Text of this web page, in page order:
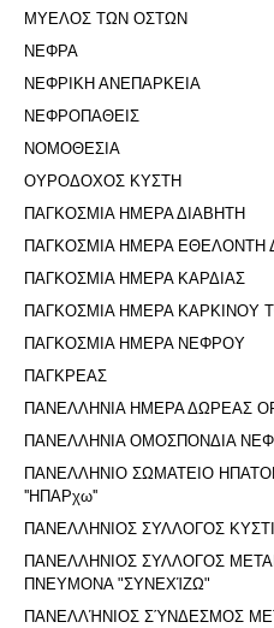
ΜΥΕΛΟΣ ΤΩΝ ΟΣΤΩΝ
ΝΕΦΡΑ
ΝΕΦΡΙΚΗ ΑΝΕΠΑΡΚΕΙΑ
ΝΕΦΡΟΠΑΘΕΙΣ
ΝΟΜΟΘΕΣΙΑ
ΟΥΡΟΔΟΧΟΣ ΚΥΣΤΗ
ΠΑΓΚΟΣΜΙΑ ΗΜΕΡΑ ΔΙΑΒΗΤΗ
ΠΑΓΚΟΣΜΙΑ ΗΜΕΡΑ
ΠΑΓΚΟΣΜΙΑ ΗΜΕΡΑ ΚΑΡΔΙΑΣ
ΠΑΓΚΟΣΜΙΑ ΗΜΕΡΑ ΚΑΡΚΙΝΟΥ
ΠΑΓΚΟΣΜΙΑ ΗΜΕΡΑ ΝΕΦΡΟΥ
ΠΑΓΚΡΕΑΣ
ΠΑΝΕΛΛΗΝΙΑ ΗΜΕΡΑ ΔΩΡΕΑΣ
ΠΑΝΕΛΛΗΝΙΑ ΟΜΟΣΠΟΝΔΙΑ
ΠΑΝΕΛΛΗΝΙΟ ΣΩΜΑΤΕΙΟ
''ΗΠΑΡχω''
ΠΑΝΕΛΛΗΝΙΟΣ ΣΥΛΛΟΓΟΣ
ΠΑΝΕΛΛΗΝΙΟΣ ΣΥΛΛΟΓΟΣ
ΠΝΕΥΜΟΝΑ "ΣΥΝΕΧΊΖΩ"
ΠΑΝΕΛΛΉΝΙΟΣ ΣΎΝΔΕΣΜΟΣ